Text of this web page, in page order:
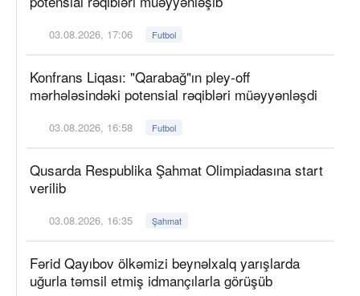
03.08.2026, 17:06 Futbol
Konfrans Liqası: "Qarabağ"ın pley-off
mərhələsindəki potensial rəqibləri müəyyənləşdi
03.08.2026, 16:58 Futbol
Qusarda Respublika Şahmat Olimpiadasına start
verilib
03.08.2026, 16:35 Şahmat
Fərid Qayıbov ölkəmizi beynəlxalq yarışlarda
uğurla təmsil etmiş idmançılarla görüşüb